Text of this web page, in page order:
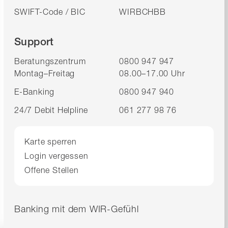
SWIFT-Code / BIC
WIRBCHBB
Support
Beratungszentrum
0800 947 947
Montag–Freitag
08.00–17.00 Uhr
E-Banking
0800 947 940
24/7 Debit Helpline
061 277 98 76
Karte sperren
Login vergessen
Offene Stellen
Banking mit dem WIR-Gefühl